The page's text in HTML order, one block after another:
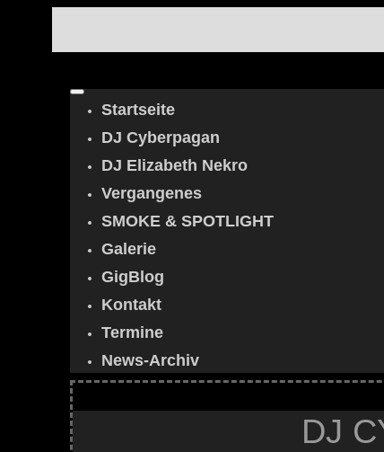
Startseite
DJ Cyberpagan
DJ Elizabeth Nekro
Vergangenes
SMOKE & SPOTLIGHT
Galerie
GigBlog
Kontakt
Termine
News-Archiv
DJ